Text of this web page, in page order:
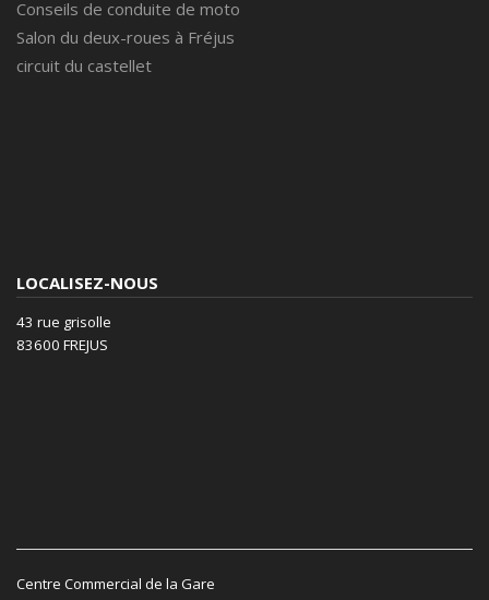
Conseils de conduite de moto
Salon du deux-roues à Fréjus
circuit du castellet
LOCALISEZ-NOUS
43 rue grisolle
83600 FREJUS
Centre Commercial de la Gare